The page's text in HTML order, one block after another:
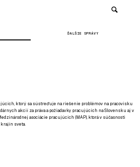
ĎALŠIE SPRÁVY
ktorý sa sústreďuje na riešenie problémov na pracovisku
akcií za práva a požiadavky pracujúcich na Slovensku aj v
asociácie pracujúcich (MAP), ktorá v súčasnosti
sveta.